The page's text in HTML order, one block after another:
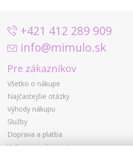
+421 412 289 909
info@mimulo.sk
Pre zákazníkov
Všetko o nákupe
Najčastejšie otázky
Výhody nákupu
Služby
Doprava a platba
Vrátenie a výmena tovaru